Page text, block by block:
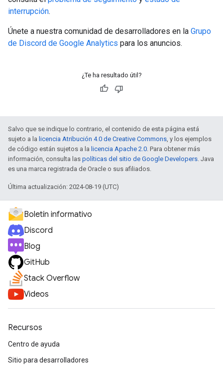
interrupción.
Únete a nuestra comunidad de desarrolladores en la Grupo
de Discord de Google Analytics para los anuncios.
¿Te ha resultado útil?
Salvo que se indique lo contrario, el contenido de esta página está
sujeto a la licencia Atribución 4.0 de Creative Commons, y los ejemplos
de código están sujetos a la licencia Apache 2.0. Para obtener más
información, consulta las políticas del sitio de Google Developers. Java
es una marca registrada de Oracle o sus afiliados.
Última actualización: 2024-08-19 (UTC)
Boletín informativo
Discord
Blog
GitHub
Stack Overflow
Videos
Recursos
Centro de ayuda
Sitio para desarrolladores